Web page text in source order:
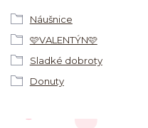
Náušnice
🩷VALENTÝN🩷
Sladké dobroty
Donuty